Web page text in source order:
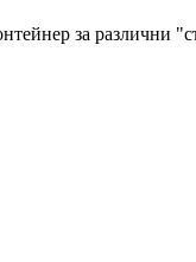
за различни